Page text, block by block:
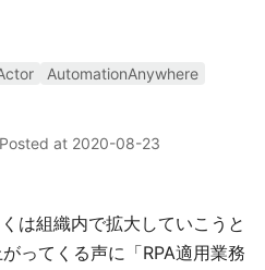
AutomationAnywhere
Posted at 2020-08-23
は組織内で拡大していこうと
ってくる声に「RPA適用業務